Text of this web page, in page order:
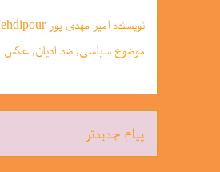
نویسنده امیر مهدی پور Amir Mehdipour
موضوع سیاسی, ضد ادیان, عکس
پیام جدیدتر